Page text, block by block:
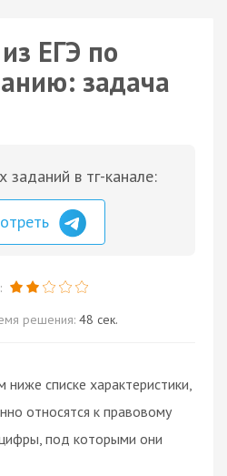
ЕГЭ по
задача
заданий в тг-канале:
решения: 48 сек.
списке характеристики,
относятся к правовому
под которыми они